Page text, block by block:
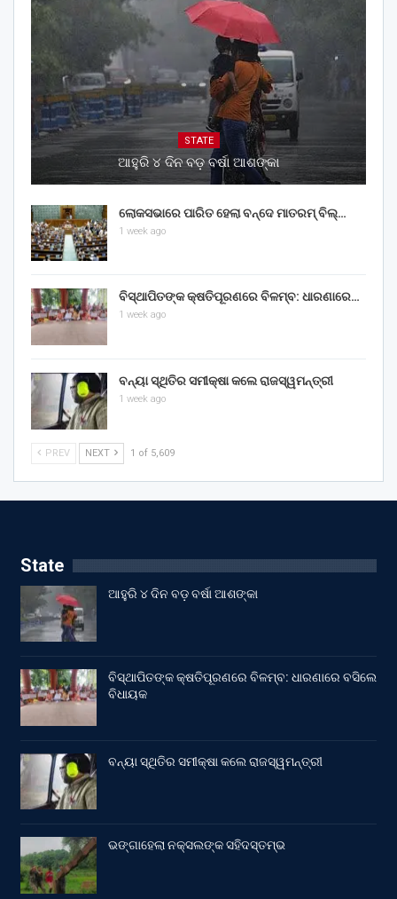
STATE
ଆହୁରି ୪ ଦିନ ବଡ଼ ବର୍ଷା ଆଶଙ୍କା
ଲୋକସଭାରେ ପାରିତ ହେଲା ବନ୍ଦେ ମାତରମ୍‌ ବିଲ୍‌…
1 week ago
ବିସ୍ଥାପିତଙ୍କ କ୍ଷତିପୂରଣରେ ବିଳମ୍ବ: ଧାରଣାରେ…
1 week ago
ବନ୍ୟା ସ୍ଥିତିର ସମୀକ୍ଷା କଲେ ରାଜସ୍ୱମନ୍ତ୍ରୀ
1 week ago
PREV NEXT 1 of 5,609
State
ଆହୁରି ୪ ଦିନ ବଡ଼ ବର୍ଷା ଆଶଙ୍କା
ବିସ୍ଥାପିତଙ୍କ କ୍ଷତିପୂରଣରେ ବିଳମ୍ବ: ଧାରଣାରେ ବସିଲେ
ବିଧାୟକ
ବନ୍ୟା ସ୍ଥିତିର ସମୀକ୍ଷା କଲେ ରାଜସ୍ୱମନ୍ତ୍ରୀ
ଭଙ୍ଗାହେଲା ନକ୍ସଲଙ୍କ ସହିଦସ୍ତମ୍ଭ